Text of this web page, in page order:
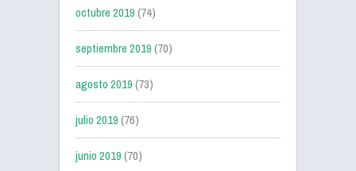
octubre 2019(74)
septiembre 2019(70)
agosto 2019(73)
julio 2019(76)
junio 2019(70)